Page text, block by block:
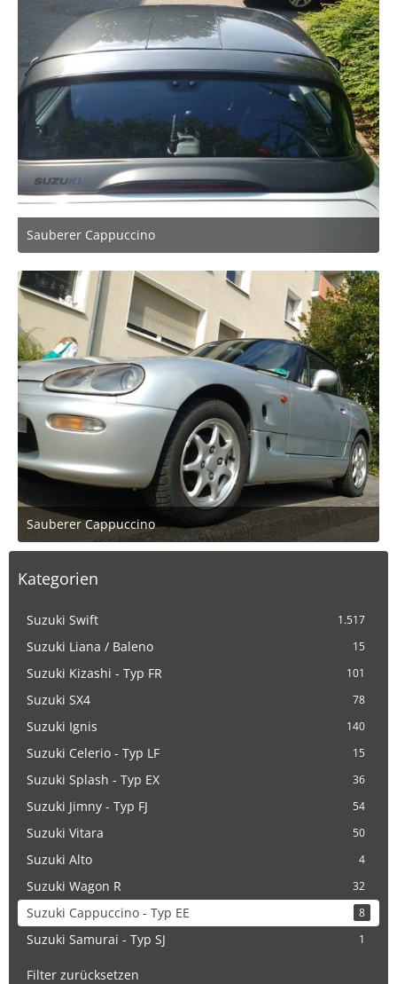
Sauberer Cappuccino
22. August 2019 um 08:34
3
Sauberer Cappuccino
22. August 2019 um 08:34
Kategorien
Suzuki Swift 1.517
Suzuki Liana / Baleno 15
Suzuki Kizashi - Typ FR 101
Suzuki SX4 78
Suzuki Ignis 140
Suzuki Celerio - Typ LF 15
Suzuki Splash - Typ EX 36
Suzuki Jimny - Typ FJ 54
Suzuki Vitara 50
Suzuki Alto 4
Suzuki Wagon R 32
Suzuki Cappuccino - Typ EE 8
Suzuki Samurai - Typ SJ 1
Filter zurücksetzen